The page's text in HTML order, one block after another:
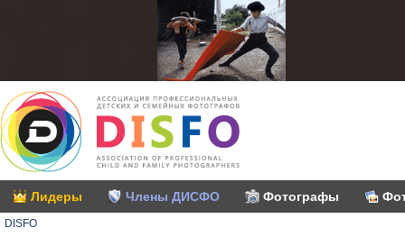
Лидеры Члены ДИСФО Фотографы
DISFO